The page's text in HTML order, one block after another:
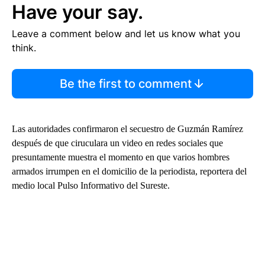
Have your say.
Leave a comment below and let us know what you
think.
Be the first to comment
Las autoridades confirmaron el secuestro de Guzmán Ramírez
después de que ciruculara un video en redes sociales que
presuntamente muestra el momento en que varios hombres
armados irrumpen en el domicilio de la periodista, reportera del
medio local Pulso Informativo del Sureste.